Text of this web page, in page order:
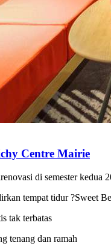
Centre Mairie
di semester kedua
tempat tidur ?Sweet
tak terbatas
tenang dan ramah